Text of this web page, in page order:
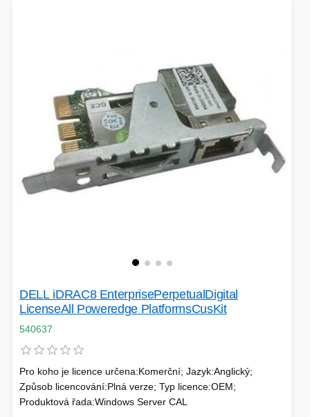
HERNÍ ZDROJE
HERNÍ STOLY
SVÍTILNY
FRITÉZY
RÁDIA - STANICE
DELL iDRAC8 EnterprisePerpetualDigital
LicenseAll Poweredge PlatformsCusKit
540637
Pro koho je licence určena:Komerční; Jazyk:Anglický;
Způsob licencování:Plná verze; Typ licence:OEM;
Produktová řada:Windows Server CAL